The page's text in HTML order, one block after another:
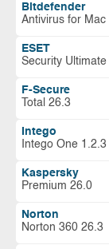
Bitdefender
Antivirus for Mac
ESET
Security Ultimate
F-Secure
Total 26.3
Intego
Intego One 1.2.3
Kaspersky
Premium 26.0
Norton
Norton 360 26.3